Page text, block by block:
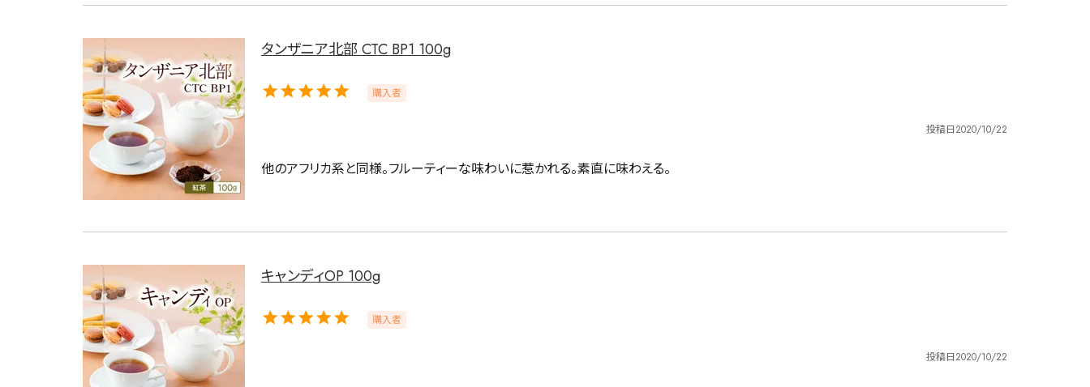
タンザニア北部 CTC BP1 100g
購入者
投稿日2020/10/22
他のアフリカ系と同様。フルーティーな味わいに惹かれる。素直に味わえる。
キャンディOP 100g
購入者
投稿日2020/10/22